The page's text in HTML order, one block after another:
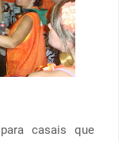
casais que